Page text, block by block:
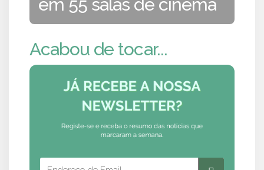
em 55 salas de cinema
Acabou de tocar...